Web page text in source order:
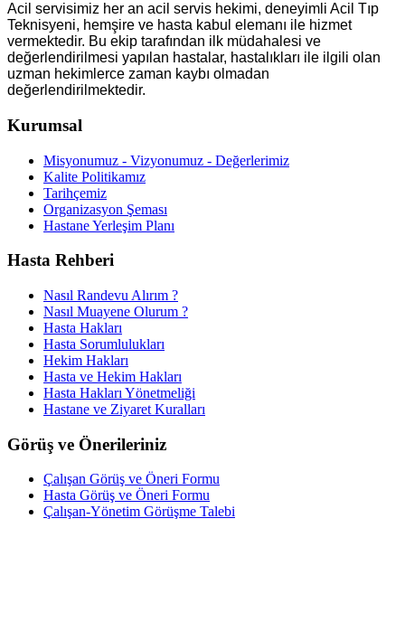
Acil servisimiz her an acil servis hekimi, deneyimli Acil Tıp
Teknisyeni, hemşire ve hasta kabul elemanı ile hizmet
vermektedir. Bu ekip tarafından ilk müdahalesi ve
değerlendirilmesi yapılan hastalar, hastalıkları ile ilgili olan
uzman hekimlerce zaman kaybı olmadan
değerlendirilmektedir.
Kurumsal
Misyonumuz - Vizyonumuz - Değerlerimiz
Kalite Politikamız
Tarihçemiz
Organizasyon Şeması
Hastane Yerleşim Planı
Hasta Rehberi
Nasıl Randevu Alırım ?
Nasıl Muayene Olurum ?
Hasta Hakları
Hasta Sorumlulukları
Hekim Hakları
Hasta ve Hekim Hakları
Hasta Hakları Yönetmeliği
Hastane ve Ziyaret Kuralları
Görüş ve Önerileriniz
Çalışan Görüş ve Öneri Formu
Hasta Görüş ve Öneri Formu
Çalışan-Yönetim Görüşme Talebi